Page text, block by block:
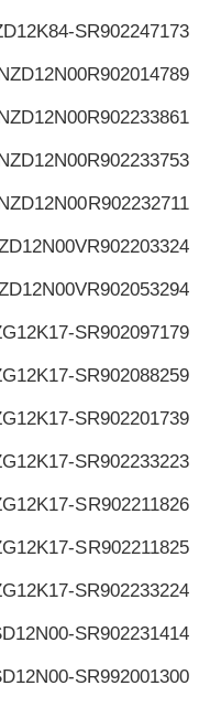
R902247173
S
R902014789
R902233861
R902233753
R902232711
R902203324
R902053294
R902097179
S
R902088259
S
R902201739
S
R902233223
S
R902211826
S
R902211825
S
R902233224
S
R902231414
S
R992001300
S